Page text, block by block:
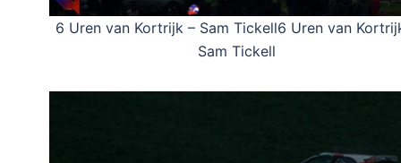
6 Uren van Kortrijk – Sam Tickell6 Uren van
Sam Tickell